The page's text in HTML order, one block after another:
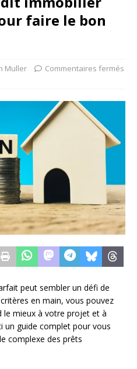
faire le bon
Muller Commentaires fermés
peut sembler un défi de
en main, vous pouvez
le mieux à votre projet et à
un guide complet pour vous
complexe des prêts